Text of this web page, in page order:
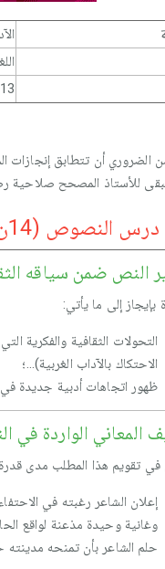
الضروري أن تتطابق إنجازات
للأستاذ المصحح صلاحية
درس النصوص (14ن)
النص ضمن سياقه
بإيجاز إلى ما يأتي:
التحولات الثقافية والفكرية
الاحتكاك بالآداب الغربية)...؛
ظهور اتجاهات أدبية جديدة في
المعاني الواردة في
في تقويم هذا المطلب مدى
إعلان الشاعر رغبته في
وغانية وحيدة مذعنة لواقع
حلم الشاعر بأن تمنحه مدينته